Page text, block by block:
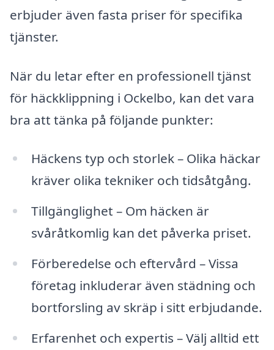
erbjuder även fasta priser för specifika
tjänster.
När du letar efter en professionell tjänst
för häckklippning i Ockelbo, kan det vara
bra att tänka på följande punkter:
Häckens typ och storlek – Olika häckar
kräver olika tekniker och tidsåtgång.
Tillgänglighet – Om häcken är
svåråtkomlig kan det påverka priset.
Förberedelse och eftervård – Vissa
företag inkluderar även städning och
bortforsling av skräp i sitt erbjudande.
Erfarenhet och expertis – Välj alltid ett